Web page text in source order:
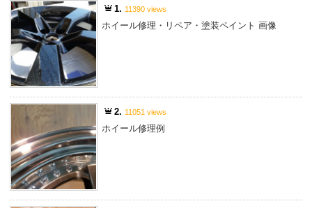
1. 11390 views
ホイール修理・リペア・塗装ペイント 画像
2. 11051 views
ホイール修理例